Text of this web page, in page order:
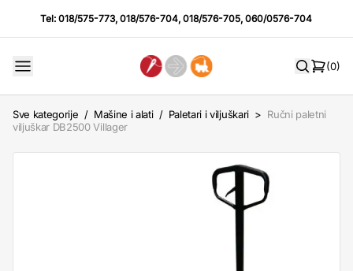
Tel:018/575-773,018/576-704,018/576-705,060/0576-704
(0)
Sve kategorije / Mašine i alati / Paletari i viljuškari > Ručni paletni
viljuškar DB2500 Villager